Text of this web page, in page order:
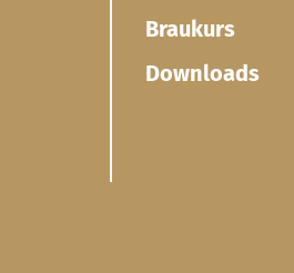
Braukurs
Downloads